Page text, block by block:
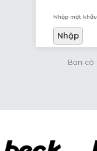
Nhập mật
Bạn có